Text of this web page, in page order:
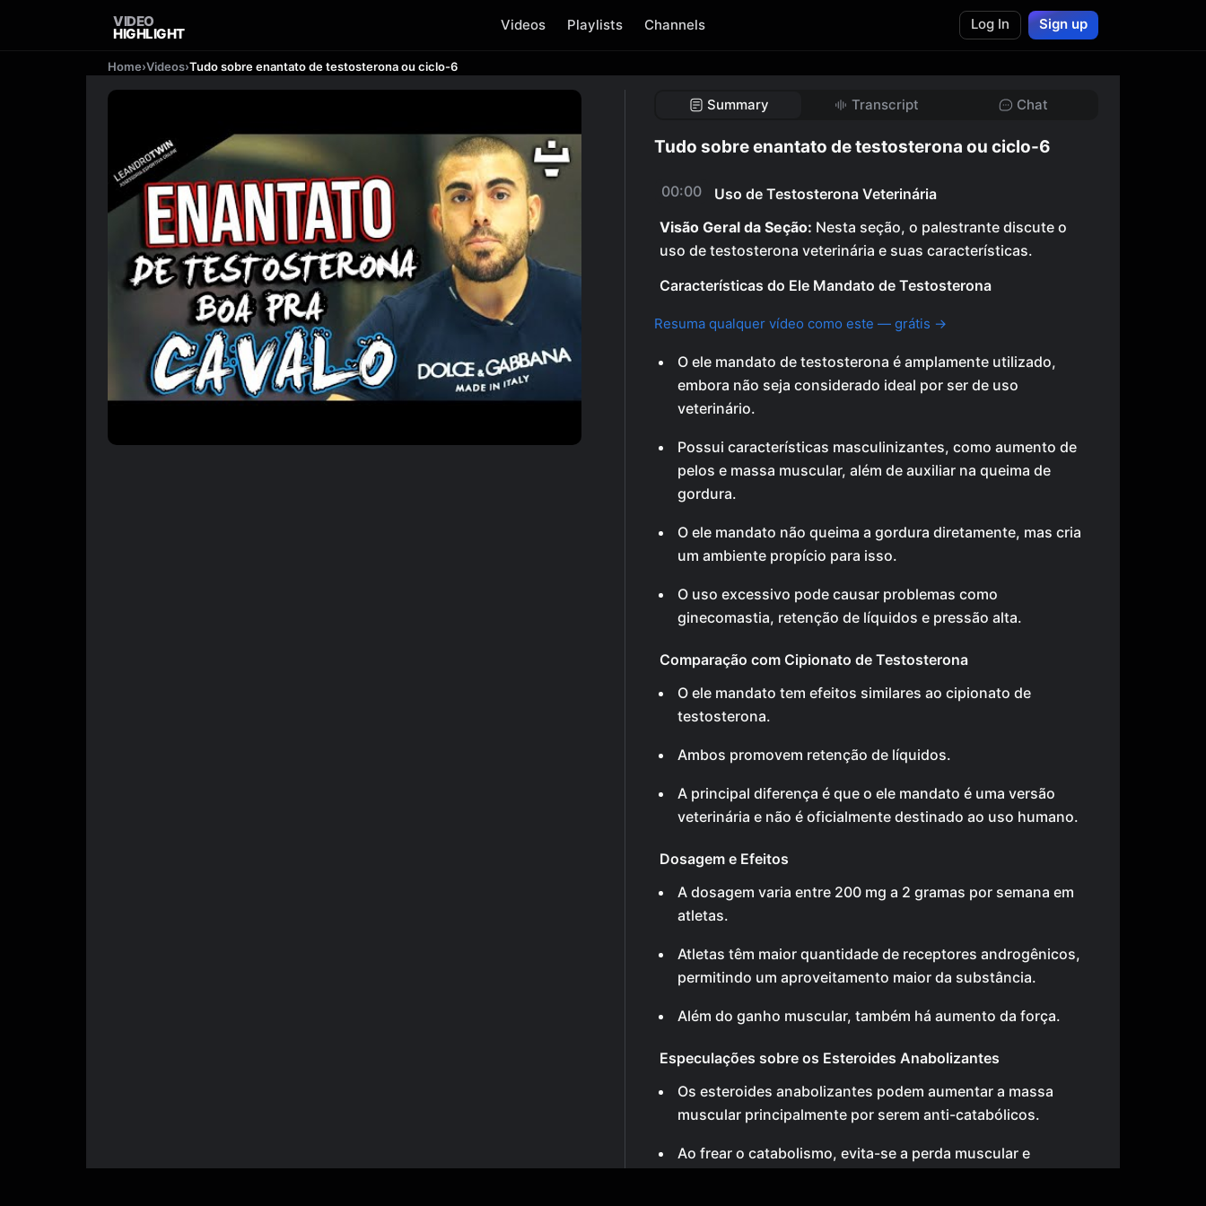
VIDEO
HIGHLIGHT
Videos Playlists Channels Log In Sign up
Home›Videos›Tudo sobre enantato de testosterona ou ciclo-6
Summary Transcript Chat
Tudo sobre enantato de testosterona ou ciclo-6
00:00
Uso de Testosterona Veterinária
Visão Geral da Seção: Nesta seção, o palestrante discute o
uso de testosterona veterinária e suas características.
Características do Ele Mandato de Testosterona
Resuma qualquer vídeo como este — grátis →
O ele mandato de testosterona é amplamente utilizado,
embora não seja considerado ideal por ser de uso
veterinário.
Possui características masculinizantes, como aumento de
pelos e massa muscular, além de auxiliar na queima de
gordura.
O ele mandato não queima a gordura diretamente, mas cria
um ambiente propício para isso.
O uso excessivo pode causar problemas como
ginecomastia, retenção de líquidos e pressão alta.
Comparação com Cipionato de Testosterona
O ele mandato tem efeitos similares ao cipionato de
testosterona.
Ambos promovem retenção de líquidos.
A principal diferença é que o ele mandato é uma versão
veterinária e não é oficialmente destinado ao uso humano.
Dosagem e Efeitos
A dosagem varia entre 200 mg a 2 gramas por semana em
atletas.
Atletas têm maior quantidade de receptores androgênicos,
permitindo um aproveitamento maior da substância.
Além do ganho muscular, também há aumento da força.
Especulações sobre os Esteroides Anabolizantes
Os esteroides anabolizantes podem aumentar a massa
muscular principalmente por serem anti-catabólicos.
Ao frear o catabolismo, evita-se a perda muscular e